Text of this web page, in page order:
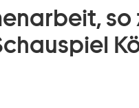
so